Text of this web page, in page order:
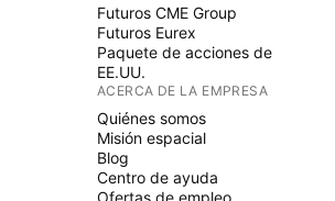
Futuros CME Group
Futuros Eurex
Paquete de acciones de
EE.UU.
ACERCA DE LA EMPRESA
Quiénes somos
Misión espacial
Blog
Centro de ayuda
Ofertas de empleo